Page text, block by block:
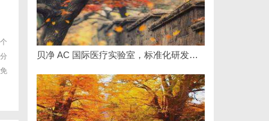
贝净 AC 国际医疗实验室，标准化研发体系全解析